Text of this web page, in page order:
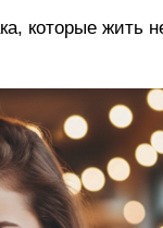
которые жить